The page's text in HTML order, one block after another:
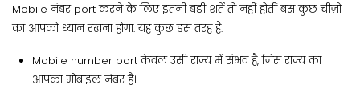
Mobile नंबर port करने के लिए इतनी बड़ी शर्ते तो नहीं होतीं बस कुछ चीज़ो
का आपको ध्यान रखना होगा. यह कुछ इस तरह हैं.
Mobile number port केवल उसी राज्य में संभव है, जिस राज्य का
आपका मोबाइल नंबर है।